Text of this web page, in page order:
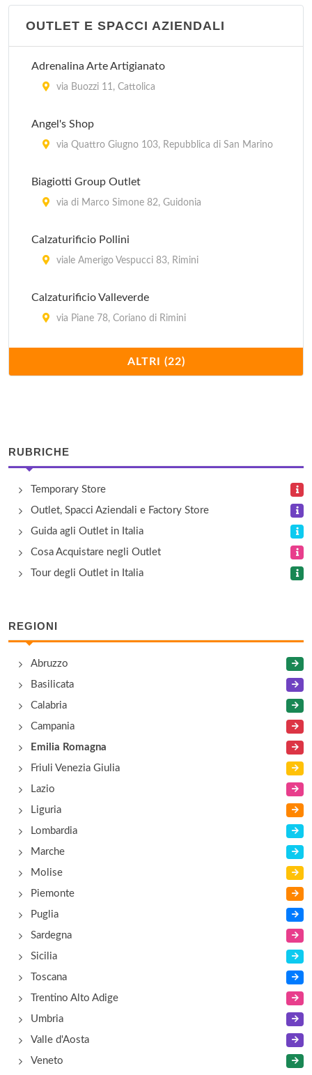
OUTLET E SPACCI AZIENDALI
Adrenalina Arte Artigianato
via Buozzi 11, Cattolica
Angel's Shop
via Quattro Giugno 103, Repubblica di San Marino
Biagiotti Group Outlet
via di Marco Simone 82, Guidonia
Calzaturificio Pollini
viale Amerigo Vespucci 83, Rimini
Calzaturificio Valleverde
via Piane 78, Coriano di Rimini
via Al Mare 180, Cattolica
Giesse Scampoli
via Macanno 55/57, Rimini
Gilmar Outlet
via delle Rose 15, San Giovanni in Marignano
Magazzini Generali del Mobile
superstrada Rimini-San Marino km 7, Rimini
ALTRI (22)
RUBRICHE
Temporary Store
Outlet, Spacci Aziendali e Factory Store
Guida agli Outlet in Italia
Cosa Acquistare negli Outlet
Tour degli Outlet in Italia
REGIONI
Abruzzo
Basilicata
Calabria
Campania
Emilia Romagna
Friuli Venezia Giulia
Lazio
Liguria
Lombardia
Marche
Molise
Piemonte
Puglia
Sardegna
Sicilia
Toscana
Trentino Alto Adige
Umbria
Valle d'Aosta
Veneto